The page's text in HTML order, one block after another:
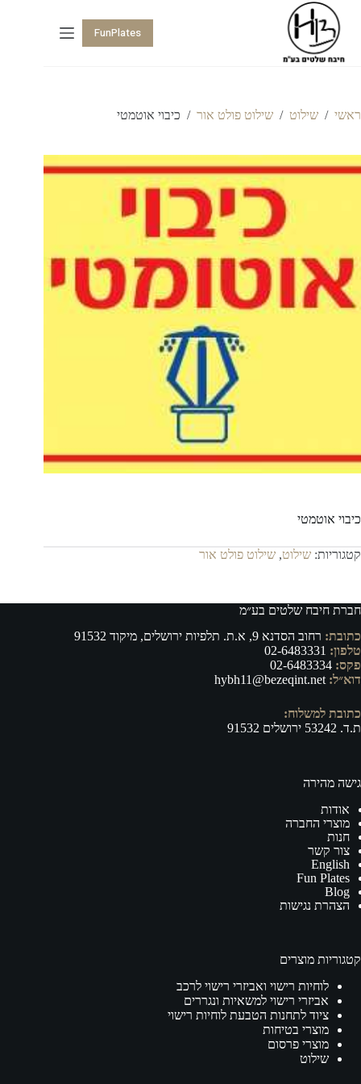
FunPlates
ראשי / שילוט / שילוט פולט אור / כיבוי אוטמטי
כיבוי אוטמטי
קטגוריות: שילוט, שילוט פולט אור
חברת חיבח שלטים בע״מ
כתובת: רחוב הסדנא 9, א.ת. תלפיות ירושלים, מיקוד 91532
טלפון: 02-6483331
פקס:
דוא״ל: hybh11@bezeqint.net
כתובת למשלוח:
ת.ד. 53242 ירושלים 91532
גישה מהירה
אודות
מוצרי החברה
חנות
צור קשר
English
Fun Plates
Blog
הצהרת נגישות
קטגוריות מוצרים
לוחיות רישוי ואביזרי רישוי לרכב
אביזרי רישוי למשאיות ונגררים
ציוד לתחנות הטבעת לוחיות רישוי
מוצרי בטיחות
מוצרי פרסום
שילוט